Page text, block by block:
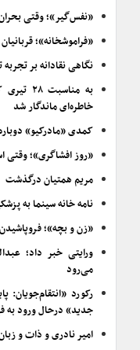
«نفس‌گیر»؛ وقتی
«فراموشخانه»؛
نگاهی نقادانه بر
به
خاطره‌ای ماندگار شد
کمدی «مادرکیو»
«روز افشاگری»؛ وقتی
مریم همتیان درگذشت
نامه خانه سینما به
«زن و بچه»؛ فروپاشیدن
ورایتی خبر داد؛
می‌رود
رکورد
جدید» درحال ورود
امیر نادری و ذات و